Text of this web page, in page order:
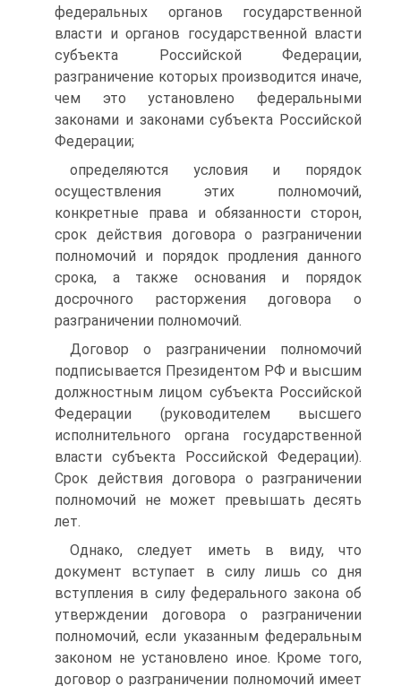
федеральных органов государственной
власти и органов государственной власти
субъекта Российской Федерации,
разграничение которых производится иначе,
чем это установлено федеральными
законами и законами субъекта Российской
Федерации;
определяются условия и порядок
осуществления этих полномочий,
конкретные права и обязанности сторон,
срок действия договора о разграничении
полномочий и порядок продления данного
срока, а также основания и порядок
досрочного расторжения договора о
разграничении полномочий.
Договор о разграничении полномочий
подписывается Президентом РФ и высшим
должностным лицом субъекта Российской
Федерации (руководителем высшего
исполнительного органа государственной
власти субъекта Российской Федерации).
Срок действия договора о разграничении
полномочий не может превышать десять
лет.
Однако, следует иметь в виду, что
документ вступает в силу лишь со дня
вступления в силу федерального закона об
утверждении договора о разграничении
полномочий, если указанным федеральным
законом не установлено иное. Кроме того,
договор о разграничении полномочий имеет